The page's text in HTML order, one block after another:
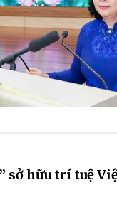
sở hữu trí tuệ